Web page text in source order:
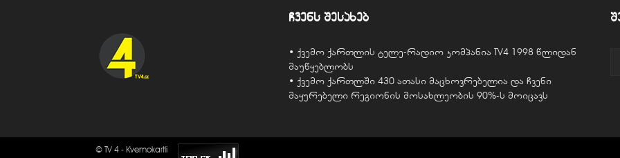
ჩვენს შესახებ
• ქვემო ქართლის ტელე-რადიო კომპანია TV4 1998 წლიდან
მაუწყებლობს
• ქვემო ქართლში 430 ათასი მაცხოვრებელია და ჩვენი
მაყურებელი რეგიონის მოსახლეობის 90%-ს მოიცავს
© TV 4 - Kvemokartli